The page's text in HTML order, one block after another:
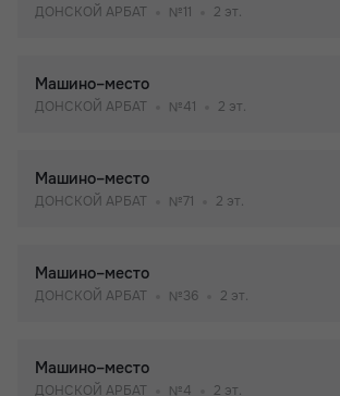
ДОНСКОЙ АРБАТ №11 2 эт.
Машино–место
ДОНСКОЙ АРБАТ №41 2 эт.
Машино–место
ДОНСКОЙ АРБАТ №71 2 эт.
Машино–место
ДОНСКОЙ АРБАТ №36 2 эт.
Машино–место
ДОНСКОЙ АРБАТ №4 2 эт.